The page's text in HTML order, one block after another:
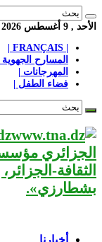
الأحد , 9 أغسطس 2026
المسارح الجهوية |
المهرجانات |
فضاء الطفل |
الجزائري
الثقافة-
بشطارزي».
أخبارنا